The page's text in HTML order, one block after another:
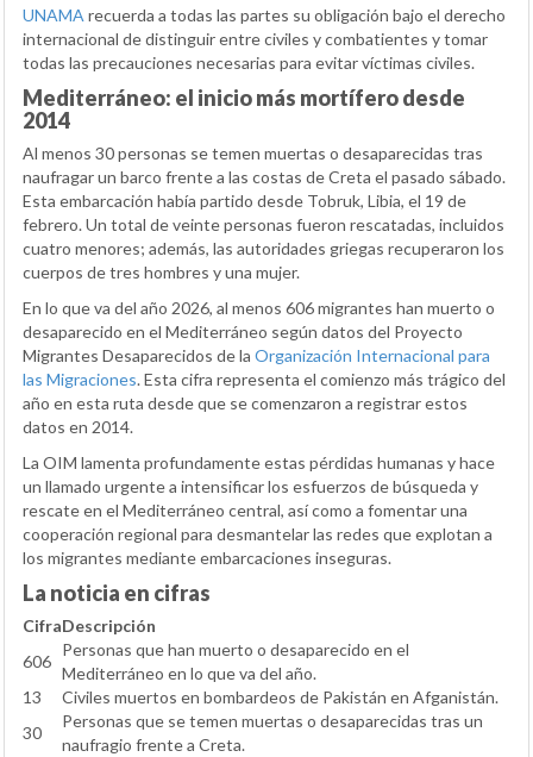
UNAMA recuerda a todas las partes su obligación bajo el derecho
internacional de distinguir entre civiles y combatientes y tomar
todas las precauciones necesarias para evitar víctimas civiles.
Mediterráneo: el inicio más mortífero desde
2014
Al menos 30 personas se temen muertas o desaparecidas tras
naufragar un barco frente a las costas de Creta el pasado sábado.
Esta embarcación había partido desde Tobruk, Libia, el 19 de
febrero. Un total de veinte personas fueron rescatadas, incluidos
cuatro menores; además, las autoridades griegas recuperaron los
cuerpos de tres hombres y una mujer.
En lo que va del año 2026, al menos 606 migrantes han muerto o
desaparecido en el Mediterráneo según datos del Proyecto
Migrantes Desaparecidos de la Organización Internacional para
las Migraciones. Esta cifra representa el comienzo más trágico del
año en esta ruta desde que se comenzaron a registrar estos
datos en 2014.
La OIM lamenta profundamente estas pérdidas humanas y hace
un llamado urgente a intensificar los esfuerzos de búsqueda y
rescate en el Mediterráneo central, así como a fomentar una
cooperación regional para desmantelar las redes que explotan a
los migrantes mediante embarcaciones inseguras.
La noticia en cifras
CifraDescripción
606
Personas que han muerto o desaparecido en el
Mediterráneo en lo que va del año.
13
Civiles muertos en bombardeos de Pakistán en Afganistán.
30
Personas que se temen muertas o desaparecidas tras un
naufragio frente a Creta.